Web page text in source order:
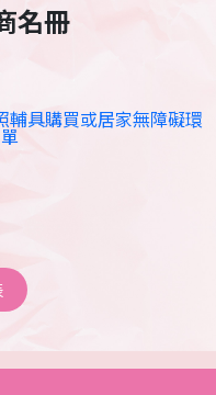
名冊
輔具購買或居家無障礙環